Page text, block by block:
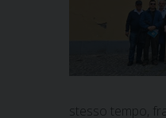
stesso tempo,